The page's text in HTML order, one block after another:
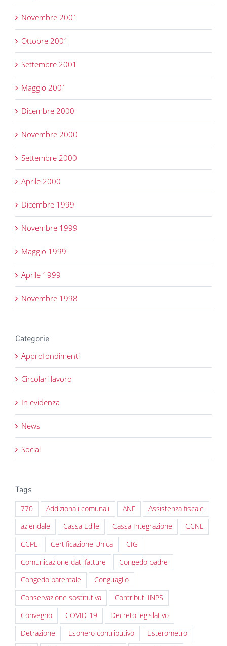
Novembre 2001
Ottobre 2001
Settembre 2001
Maggio 2001
Dicembre 2000
Novembre 2000
Settembre 2000
Aprile 2000
Dicembre 1999
Novembre 1999
Maggio 1999
Aprile 1999
Novembre 1998
Categorie
Approfondimenti
Circolari lavoro
In evidenza
News
Social
Tags
770 Addizionali comunali ANF
Assistenza fiscale
aziendale
Cassa Edile Cassa Integrazione
CCNL
CCPL
Certificazione Unica
CIG
Comunicazione dati fatture
Congedo padre
Congedo parentale
Conguaglio
Conservazione sostitutiva
Contributi INPS
Convegno
COVID-19
Decreto legislativo
Detrazione
Esonero contributivo
Esterometro